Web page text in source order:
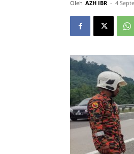
Oleh AZH IBR - 4